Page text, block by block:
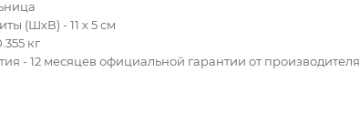
(ШхВ) - 11 х 5 см
кг
- 12 месяцев официальной гарантии от производителя